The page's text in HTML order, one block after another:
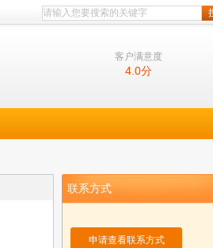
客户满意度
4.0分
联系方式
申请查看联系方式